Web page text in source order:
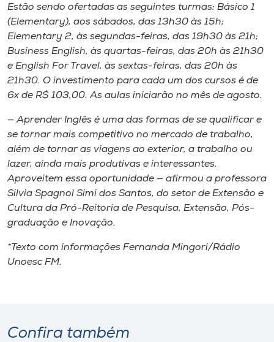
Museu
Unoesc
Store
Selecione
o idioma
A+
A-
Estão sendo ofertadas as seguintes turmas: Básico 1
(Elementary), aos sábados, das 13h30 às 15h;
Elementary 2, às segundas-feiras, das 19h30 às 21h;
Business English, às quartas-feiras, das 20h às 21h30
e English For Travel, às sextas-feiras, das 20h às
21h30. O investimento para cada um dos cursos é de
6x de R$ 103,00. As aulas iniciarão no mês de agosto.
— Aprender Inglês é uma das formas de se qualificar e
se tornar mais competitivo no mercado de trabalho,
além de tornar as viagens ao exterior, a trabalho ou
lazer, ainda mais produtivas e interessantes.
Aproveitem essa oportunidade — afirmou a professora
Silvia Spagnol Simi dos Santos, do setor de Extensão e
Cultura da Pró-Reitoria de Pesquisa, Extensão, Pós-
graduação e Inovação.
*Texto com informações Fernanda Mingori/Rádio
Unoesc FM.
Confira também